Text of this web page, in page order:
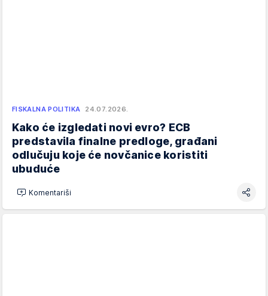
FISKALNA POLITIKA 24.07.2026.
Kako će izgledati novi evro? ECB
predstavila finalne predloge, građani
odlučuju koje će novčanice koristiti
ubuduće
Komentariši